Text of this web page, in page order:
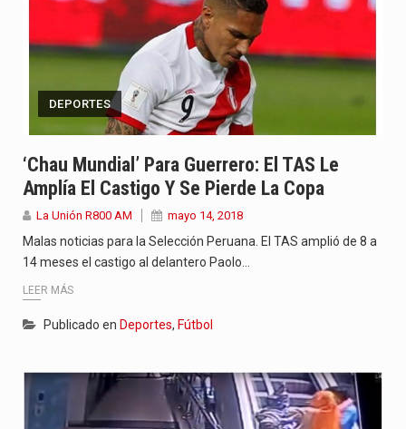
DEPORTES
‘Chau Mundial’ Para Guerrero: El TAS Le
Amplía El Castigo Y Se Pierde La Copa
La Unión R800 AM mayo 14, 2018
Malas noticias para la Selección Peruana. El TAS amplió de 8 a
14 meses el castigo al delantero Paolo…
LEER MÁS
Publicado en Deportes, Fútbol